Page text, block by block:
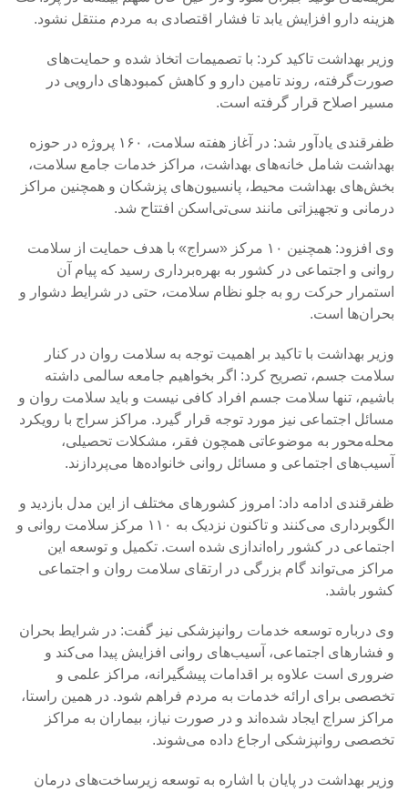
هزینه دارو افزایش یابد تا فشار اقتصادی به مردم منتقل نشود.
وزیر بهداشت تاکید کرد: با تصمیمات اتخاذ شده و حمایت‌های
صورت‌گرفته، روند تامین دارو و کاهش کمبودهای دارویی در
مسیر اصلاح قرار گرفته است.
ظفرقندی یادآور شد: در آغاز هفته سلامت، ۱۶۰ پروژه در حوزه
بهداشت شامل خانه‌های بهداشت، مراکز خدمات جامع سلامت،
بخش‌های بهداشت محیط، پانسیون‌های پزشکان و همچنین مراکز
درمانی و تجهیزاتی مانند سی‌تی‌اسکن افتتاح شد.
وی افزود: همچنین ۱۰ مرکز «سراج» با هدف حمایت از سلامت
روانی و اجتماعی در کشور به بهره‌برداری رسید که پیام آن
استمرار حرکت رو به جلو نظام سلامت، حتی در شرایط دشوار و
بحران‌ها است.
وزیر بهداشت با تاکید بر اهمیت توجه به سلامت روان در کنار
سلامت جسم، تصریح کرد: اگر بخواهیم جامعه سالمی داشته
باشیم، تنها سلامت جسم افراد کافی نیست و باید سلامت روان و
مسائل اجتماعی نیز مورد توجه قرار گیرد. مراکز سراج با رویکرد
محله‌محور به موضوعاتی همچون فقر، مشکلات تحصیلی،
آسیب‌های اجتماعی و مسائل روانی خانواده‌ها می‌پردازند.
ظفرقندی ادامه داد: امروز کشورهای مختلف از این مدل بازدید و
الگوبرداری می‌کنند و تاکنون نزدیک به ۱۱۰ مرکز سلامت روانی و
اجتماعی در کشور راه‌اندازی شده است. تکمیل و توسعه این
مراکز می‌تواند گام بزرگی در ارتقای سلامت روان و اجتماعی
کشور باشد.
وی درباره توسعه خدمات روانپزشکی نیز گفت: در شرایط بحران
و فشارهای اجتماعی، آسیب‌های روانی افزایش پیدا می‌کند و
ضروری است علاوه بر اقدامات پیشگیرانه، مراکز علمی و
تخصصی برای ارائه خدمات به مردم فراهم شود. در همین راستا،
مراکز سراج ایجاد شده‌اند و در صورت نیاز، بیماران به مراکز
تخصصی روانپزشکی ارجاع داده می‌شوند.
وزیر بهداشت در پایان با اشاره به توسعه زیرساخت‌های درمان